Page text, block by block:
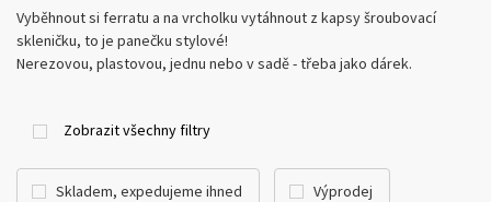
Vyběhnout si ferratu a na vrcholku vytáhnout z kapsy šroubovací
skleničku, to je panečku stylové!
Nerezovou, plastovou, jednu nebo v sadě - třeba jako dárek.
Zobrazit všechny filtry
Skladem, expedujeme ihned Výprodej